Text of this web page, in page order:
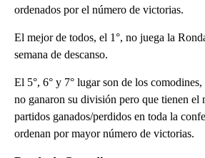
ordenados por el número de victorias.
El mejor de todos, el 1°, no juega la
semana de descanso.
El 5°, 6° y 7° lugar son de los
no ganaron su división pero que tienen el
partidos ganados/perdidos en toda la
ordenan por mayor número de victorias.